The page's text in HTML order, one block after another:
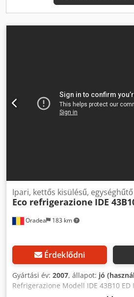
fenntartjuk / Ne rezervăm dreptul
beszélünk./ Magyarul. / Franciául
Oradea 183 km
Ipari, kettős kisülésű, egységhűtő
Eco refrigerazione IDE
Érdeklődni
Gyártási év: 2007, állapot: jó
Refrigerazione Modell IDE 43B10